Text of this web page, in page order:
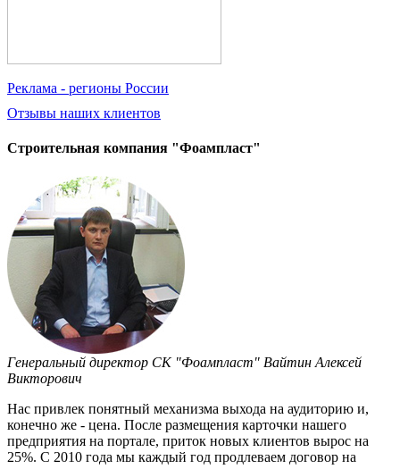
Реклама - регионы России
Отзывы наших клиентов
Строительная компания "Фоампласт"
Генеральный директор СК "Фоампласт" Вайтин Алексей
Викторович
Нас привлек понятный механизма выхода на аудиторию и,
конечно же - цена. После размещения карточки нашего
предприятия на портале, приток новых клиентов вырос на
25%. С 2010 года мы каждый год продлеваем договор на